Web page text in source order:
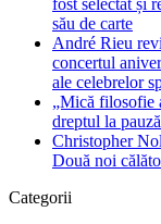
fost selectat și
său de carte
André Rieu
concertul
ale celebrelor
„Mică filosofie
dreptul la
Christopher
Două noi
Categorii